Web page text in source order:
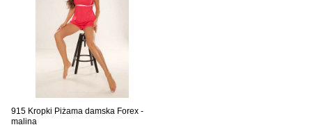
915 Kropki Piżama damska Forex -
malina